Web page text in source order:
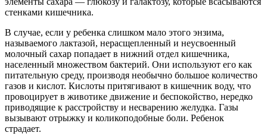
стенками кишечника.
В случае, если у ребенка слишком мало этого энзима,
называемого лактазой, нерасщепленный и неусвоенный
молочный сахар попадает в нижний отдел кишечника,
населенный множеством бактерий. Они используют его как
питательную среду, производя необычно большое количество
газов и кислот. Кислоты притягивают в кишечник воду, что
провоцирует в животике движение и беспокойство, нередко
приводящие к расстройству и несварению желудка. Газы
вызывают отрыжку и коликоподобные боли. Ребенок
страдает.